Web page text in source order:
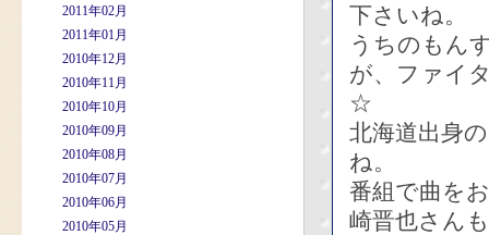
2011年02月
2011年01月
2010年12月
2010年11月
2010年10月
2010年09月
2010年08月
2010年07月
2010年06月
2010年05月
下さいね。
うちのもん
が、ファイ
☆
北海道出身
ね。
番組で曲を
崎晋也さん